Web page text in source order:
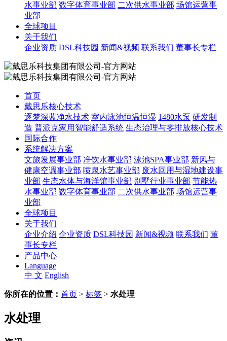
水事业部 数字体育事业部 二次供水事业部 场馆运营事
业部
全球项目
关于我们
企业资质 DSL科技园 新闻&视频 联系我们 董事长专栏
首页
戴思乐核心技术
逐梦深蓝净水技术 室内泳池恒温恒湿 1480水泵 研发制
造 普派克家用智能舒适系统 生态治理与零排放核心技术
国际合作
系统解决方案
文旅发展事业部 净饮水事业部 泳池SPA事业部 新风与
健康空调事业部 喷泉水艺事业部 废水回用与湿地建设事
业部 生态水体与海洋馆事业部 别墅行业事业部 节能热
水事业部 数字体育事业部 二次供水事业部 场馆运营事
业部
全球项目
关于我们
企业介绍 企业资质 DSL科技园 新闻&视频 联系我们 董
事长专栏
产品中心
Language
中 文 English
你所在的位置： 首页 > 标签 > 水处理
水处理